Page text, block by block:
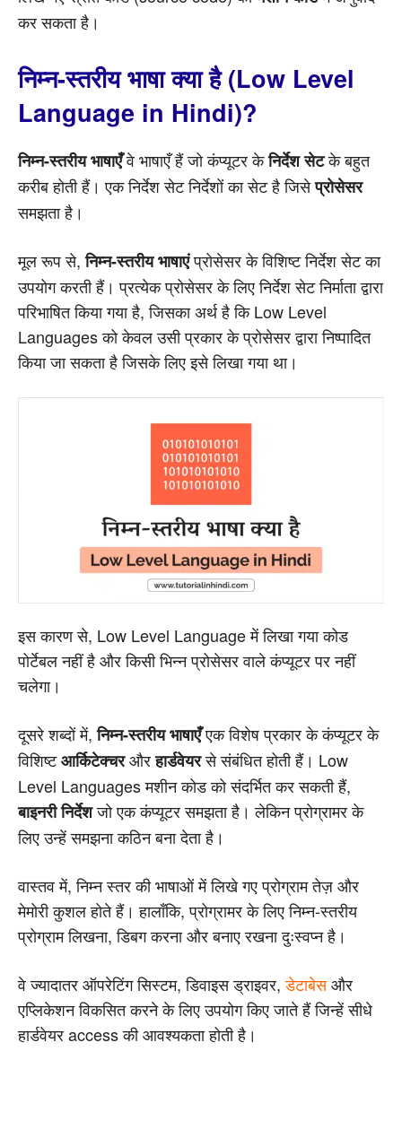
कर सकता है।
निम्न-स्तरीय भाषा क्या है (Low Level
Language in Hindi)?
निम्न-स्तरीय भाषाएँवे भाषाएँ हैं जो कंप्यूटर केनिर्देश सेटके बहुत
करीब होती हैं। एक निर्देश सेट निर्देशों का सेट है जिसेप्रोसेसर
समझता है।
मूल रूप से,निम्न-स्तरीय भाषाएंप्रोसेसर के विशिष्ट निर्देश सेट का
उपयोग करती हैं। प्रत्येक प्रोसेसर के लिए निर्देश सेट निर्माता द्वारा
परिभाषित किया गया है, जिसका अर्थ है कि Low Level
Languages को केवल उसी प्रकार के प्रोसेसर द्वारा निष्पादित
किया जा सकता है जिसके लिए इसे लिखा गया था।
इस कारण से, Low Level Language में लिखा गया कोड
पोर्टेबल नहीं है और किसी भिन्न प्रोसेसर वाले कंप्यूटर पर नहीं
चलेगा।
दूसरे शब्दों में,निम्न-स्तरीय भाषाएँएक विशेष प्रकार के कंप्यूटर के
विशिष्टआर्किटेक्चरऔरहार्डवेयरसे संबंधित होती हैं। Low
Level Languages मशीन कोड को संदर्भित कर सकती हैं,
बाइनरी निर्देशजो एक कंप्यूटर समझता है। लेकिन प्रोग्रामर के
लिए उन्हें समझना कठिन बना देता है।
वास्तव में, निम्न स्तर की भाषाओं में लिखे गए प्रोग्राम तेज़ और
मेमोरी कुशल होते हैं। हालाँकि, प्रोग्रामर के लिए निम्न-स्तरीय
प्रोग्राम लिखना, डिबग करना और बनाए रखना दुःस्वप्न है।
वे ज्यादातर ऑपरेटिंग सिस्टम, डिवाइस ड्राइवर,डेटाबेसऔर
एप्लिकेशन विकसित करने के लिए उपयोग किए जाते हैं जिन्हें सीधे
हार्डवेयर access की आवश्यकता होती है।